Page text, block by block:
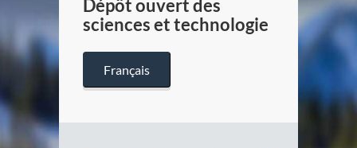
Dépôt ouvert des
sciences et technologie
Français